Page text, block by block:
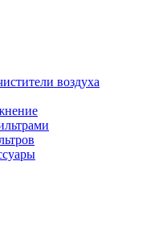
воздуха